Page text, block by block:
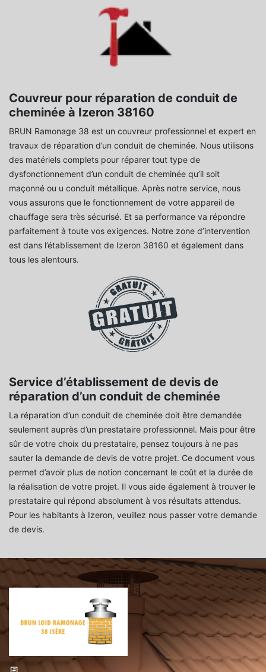
Couvreur pour réparation de conduit de
cheminée à Izeron 38160
BRUN Ramonage 38 est un couvreur professionnel et expert en
travaux de réparation d’un conduit de cheminée. Nous utilisons
des matériels complets pour réparer tout type de
dysfonctionnement d’un conduit de cheminée qu’il soit
maçonné ou u conduit métallique. Après notre service, nous
vous assurons que le fonctionnement de votre appareil de
chauffage sera très sécurisé. Et sa performance va répondre
parfaitement à toute vos exigences. Notre zone d’intervention
est dans l’établissement de Izeron 38160 et également dans
tous les alentours.
Service d’établissement de devis de
réparation d’un conduit de cheminée
La réparation d’un conduit de cheminée doit être demandée
seulement auprès d’un prestataire professionnel. Mais pour être
sûr de votre choix du prestataire, pensez toujours à ne pas
sauter la demande de devis de votre projet. Ce document vous
permet d’avoir plus de notion concernant le coût et la durée de
la réalisation de votre projet. Il vous aide également à trouver le
prestataire qui répond absolument à vos résultats attendus.
Pour les habitants à Izeron, veuillez nous passer votre demande
de devis.